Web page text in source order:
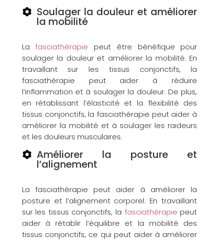
Soulager la douleur et améliorer
la mobilité
Lafasciathérapie peut être bénéfique pour
soulager la douleur et améliorer la mobilité. En
travaillant sur les tissus conjonctifs, la
fasciathérapie peut aider à réduire
l’inflammation et à soulager la douleur. De plus,
en rétablissant l’élasticité et la flexibilité des
tissus conjonctifs, la fasciathérapie peut aider à
améliorer la mobilité et à soulager les raideurs
et les douleurs musculaires.
Améliorer la posture et
l’alignement
La fasciathérapie peut aider à améliorer la
posture et l’alignement corporel. En travaillant
sur les tissus conjonctifs, la fasciathérapie peut
aider à rétablir l’équilibre et la mobilité des
tissus conjonctifs, ce qui peut aider à améliorer